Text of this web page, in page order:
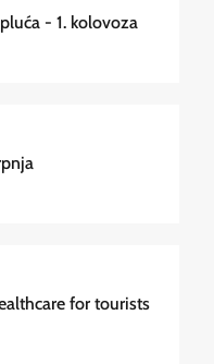
- 1. kolovoza
for tourists